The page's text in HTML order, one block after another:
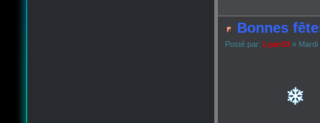
Bonnes
Posté par: Lyan53 » Mardi